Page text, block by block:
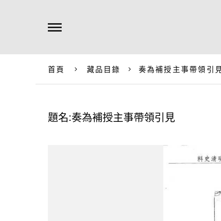
首頁 藏品目錄 奏為補授主事帶領引
題名:奏為補授主事帶領引見